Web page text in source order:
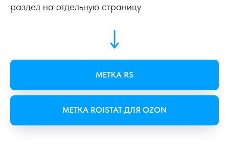
раздел на отдельную страницу
МЕТКА RS
МЕТКА ROISTAT ДЛЯ OZON